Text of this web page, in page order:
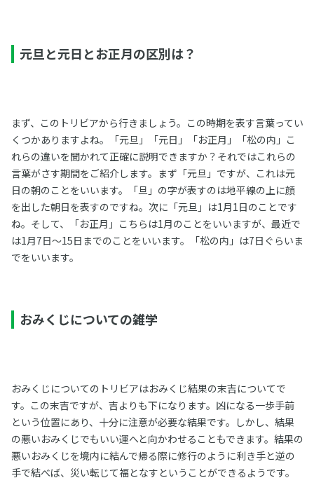
元旦と元日とお正月の区別は？
まず、このトリビアから行きましょう。この時期を表す言葉ってい
くつかありますよね。「元旦」「元日」「お正月」「松の内」こ
れらの違いを聞かれて正確に説明できますか？それではこれらの
言葉がさす期間をご紹介します。まず「元旦」ですが、これは元
日の朝のことをいいます。「旦」の字が表すのは地平線の上に顔
を出した朝日を表すのですね。次に「元旦」は1月1日のことです
ね。そして、「お正月」こちらは1月のことをいいますが、最近で
は1月7日～15日までのことをいいます。「松の内」は7日ぐらいま
でをいいます。
おみくじについての雑学
おみくじについてのトリビアはおみくじ結果の末吉についてで
す。この末吉ですが、吉よりも下になります。凶になる一歩手前
という位置にあり、十分に注意が必要な結果です。しかし、結果
の悪いおみくじでもいい運へと向かわせることもできます。結果の
悪いおみくじを境内に結んで帰る際に修行のように利き手と逆の
手で結べば、災い転じて福となすということができるようです。